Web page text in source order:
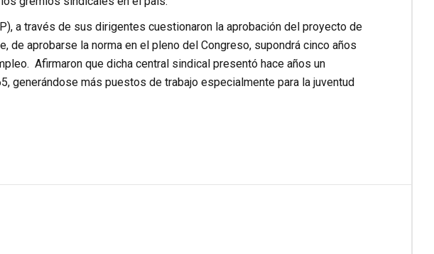
a través de sus dirigentes cuestionaron la aprobación del proyecto de
de aprobarse la norma en el pleno del Congreso, supondrá cinco años
Afirmaron que dicha central sindical presentó hace años un
generándose más puestos de trabajo especialmente para la juventud